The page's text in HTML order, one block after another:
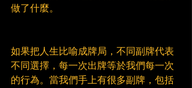
做了什麼。
如果把人生比喻成牌局，不同副牌代表
不同選擇，每一次出牌等於我們每一次
的行為。當我們手上有很多副牌，包括